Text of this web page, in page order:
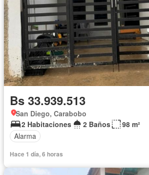
Bs 33.939.513
San Diego, Carabobo
2 Habitaciones
2 Baños
98 m²
Alarma
Hace 1 día, 6 horas